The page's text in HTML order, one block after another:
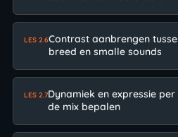
LES 2.6Contrast aanbrengen
breed en smalle sounds
LES 2.7Dynamiek en expressie
de mix bepalen